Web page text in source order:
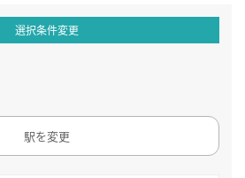
選択条件変更
駅を変更